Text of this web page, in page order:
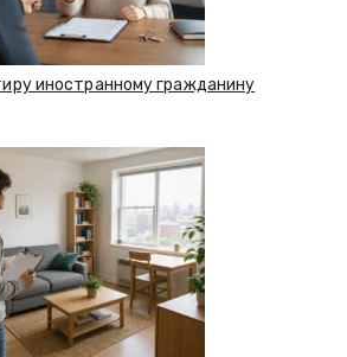
иностранному гражданину